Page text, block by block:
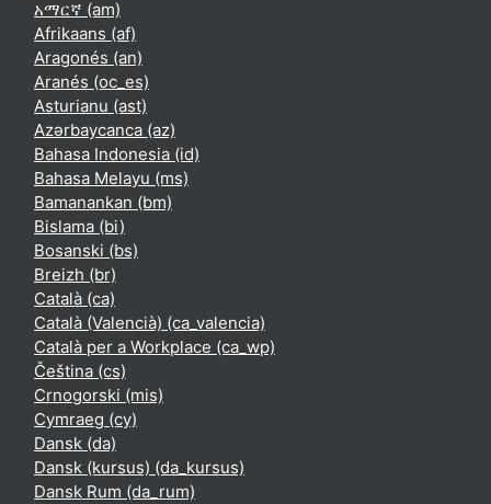
አማርኛ ‎(am)‎
Afrikaans ‎(af)‎
Aragonés ‎(an)‎
Aranés ‎(oc_es)‎
Asturianu ‎(ast)‎
Azərbaycanca ‎(az)‎
Bahasa Indonesia ‎(id)‎
Bahasa Melayu ‎(ms)‎
Bamanankan ‎(bm)‎
Bislama ‎(bi)‎
Bosanski ‎(bs)‎
Breizh ‎(br)‎
Català ‎(ca)‎
Català (Valencià) ‎(ca_valencia)‎
Català per a Workplace ‎(ca_wp)‎
Čeština ‎(cs)‎
Crnogorski ‎(mis)‎
Cymraeg ‎(cy)‎
Dansk ‎(da)‎
Dansk (kursus) ‎(da_kursus)‎
Dansk Rum ‎(da_rum)‎